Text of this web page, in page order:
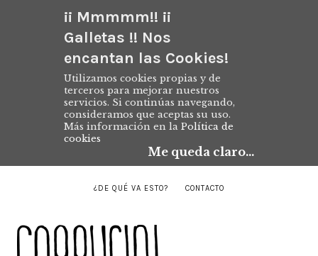
¡¡ Mmmmm!! ¡¡
Galletas !! Nos
encantan las Cookies!
Utilizamos cookies propias y de
terceros para mejorar nuestros
servicios. Si continúas navegando,
consideramos que aceptas su uso.
Más información en la Política de
cookies
Me queda claro...
¿DE QUÉ VA ESTO? CONTACTO